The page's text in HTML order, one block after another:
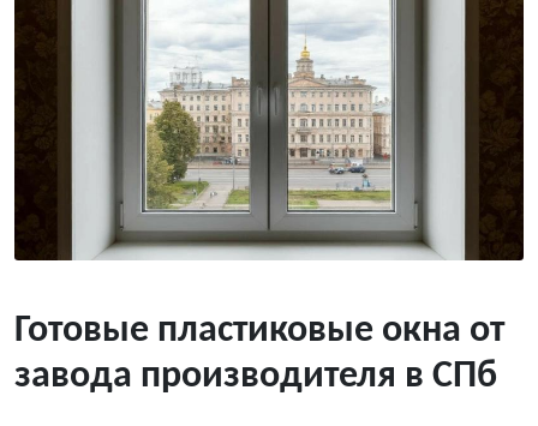
Готовые пластиковые окна от
завода производителя в СПб